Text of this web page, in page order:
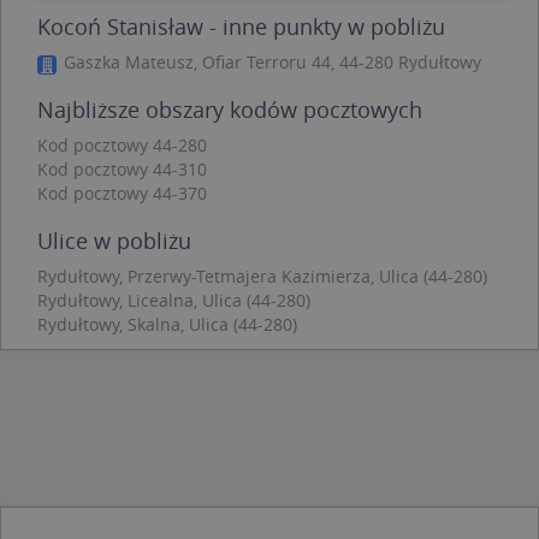
Kocoń Stanisław - inne punkty w pobliżu
Gaszka Mateusz, Ofiar Terroru 44, 44-280 Rydułtowy
Najbliższe obszary kodów pocztowych
Kod pocztowy 44-280
Kod pocztowy 44-310
Kod pocztowy 44-370
Ulice w pobliżu
Rydułtowy, Przerwy-Tetmajera Kazimierza, Ulica (44-280)
Rydułtowy, Licealna, Ulica (44-280)
Rydułtowy, Skalna, Ulica (44-280)
Niezbędne Wydajność
Targetowanie
Funkcjonalność
Niesklasyfikowane
Niezbędne pliki cookie umożliwiają korzystanie z
podstawowych funkcji strony internetowej, takich
jak logowanie użytkownika i zarządzanie kontem.
Bez niezbędnych plików cookie nie można
prawidłowo korzystać ze strony internetowej.
Nazwa
APPSESSID .targeo.pl
Sesja
CookieScriptConsent
CookieScript
.targeo.pl
to